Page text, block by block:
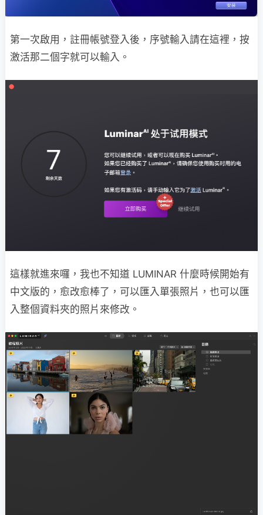
第一次啟用，註冊帳號登入後，序號輸入請在這裡，按
激活那二個字就可以輸入。
這樣就進來囉，我也不知道 LUMINAR 什麼時候開始有
中文版的，愈改愈棒了，可以匯入單張照片，也可以匯
入整個資料夾的照片來修改。